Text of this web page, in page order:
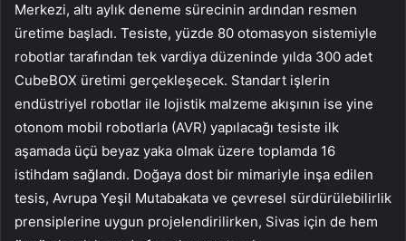
Merkezi, altı aylık deneme sürecinin ardından resmen
üretime başladı. Tesiste, yüzde 80 otomasyon sistemiyle
robotlar tarafından tek vardiya düzeninde yılda 300 adet
CubeBOX üretimi gerçekleşecek. Standart işlerin
endüstriyel robotlar ile lojistik malzeme akışının ise yine
otonom mobil robotlarla (AVR) yapılacağı tesiste ilk
aşamada üçü beyaz yaka olmak üzere toplamda 16
istihdam sağlandı. Doğaya dost bir mimariyle inşa edilen
tesis, Avrupa Yeşil Mutabakata ve çevresel sürdürülebilirlik
prensiplerine uygun projelendirilirken, Sivas için de hem